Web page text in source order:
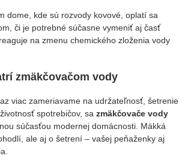
dome, kde sú rozvody kovové, oplatí sa
či je potrebné súčasne vymeniť aj časť
na zmenu chemického zloženia vody
zmäkčovačom vody
viac zameriavame na udržateľnosť, šetrenie
spotrebičov, sa zmäkčovače vody
súčasťou modernej domácnosti. Mäkká
ale aj o šetrení – vašej peňaženky aj